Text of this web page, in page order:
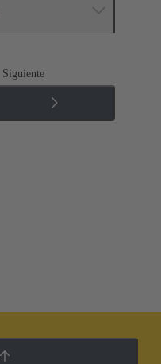
Siguiente